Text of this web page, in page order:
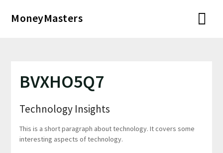
MoneyMasters
BVXHO5Q7
Technology Insights
This is a short paragraph about technology. It covers some
interesting aspects of technology.